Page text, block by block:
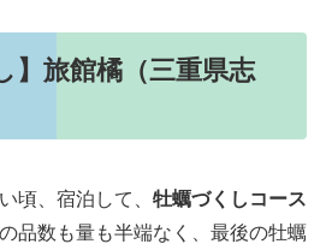
】旅館橘（三重県志
頃、宿泊して、 牡蠣づくしコース
品数も量も半端なく、最後の牡蠣